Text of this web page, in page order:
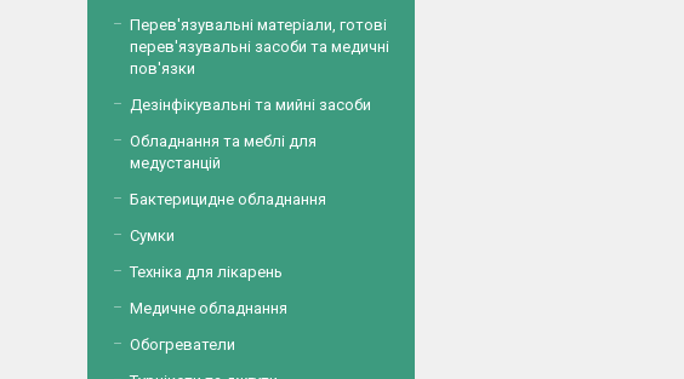
Перев'язувальні матеріали, готові
перев'язувальні засоби та медичні
пов'язки
Дезінфікувальні та мийні засоби
Обладнання та меблі для
медустанцій
Бактерицидне обладнання
Сумки
Техніка для лікарень
Медичне обладнання
Обогреватели